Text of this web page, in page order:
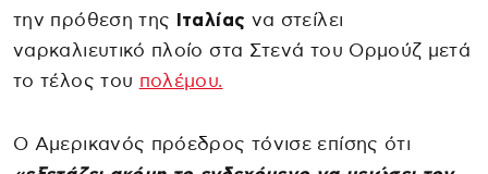
την πρόθεση της Ιταλίας να στείλει
ναρκαλιευτικό πλοίο στα Στενά του Ορμούζ μετά
το τέλος του πολέμου.
Ο Aμερικανός πρόεδρος τόνισε επίσης ότι